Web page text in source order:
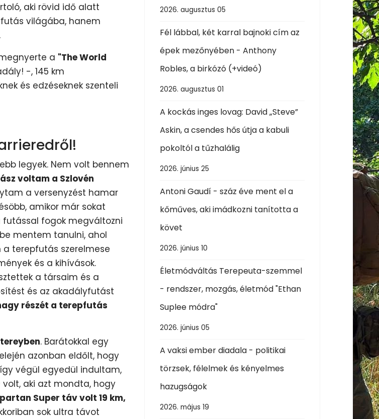
aki rövid idő alatt
világába, hanem
a "The World
-, 145 km
és edzéseknek szenteli
legyek. Nem volt bennem
voltam a Szlovén
a versenyzést hamar
amikor már sokat
futással fogok megváltozni
mentem tanulni, ahol
terepfutás szerelmese
és a kihívások.
a társaim és a
és az akadályfutást
részét a terepfutás
. Barátokkal egy
azonban eldőlt, hogy
végül egyedül indultam,
aki azt mondta, hogy
Super táv volt 19 km,
sok ultra távot
2026. augusztus 05
Fél lábbal, két karral bajnoki cím az
épek mezőnyében - Anthony
Robles, a birkózó (+videó)
2026. augusztus 01
A kockás inges lovag: David „Steve”
Askin, a csendes hős útja a kabuli
pokoltól a tűzhalálig
2026. június 25
Antoni Gaudí - száz éve ment el a
kőműves, aki imádkozni tanította a
követ
2026. június 10
Életmódváltás Terepeuta-szemmel
- rendszer, mozgás, életmód "Ethan
Suplee módra"
2026. június 05
A vaksi ember diadala - politikai
törzsek, félelmek és kényelmes
hazugságok
2026. május 19